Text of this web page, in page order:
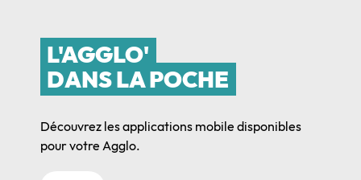
L'AGGLO'
DANS LA POCHE
Découvrez les applications mobile disponibles
pour votre Agglo.